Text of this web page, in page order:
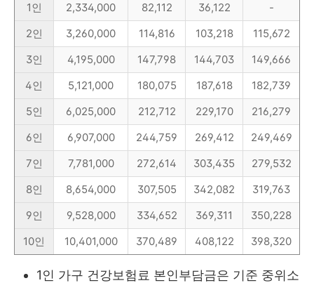
1인 2,334,000 82,112 36,122
-
2인
3,260,000 114,816 103,218
115,672
3인
4,195,000 147,798 144,703
149,666
4인
5,121,000 180,075 187,618
182,739
5인
6,025,000 212,712 229,170
216,279
6인
6,907,000 244,759 269,412
249,469
7인
7,781,000 272,614 303,435
279,532
8인
8,654,000 307,505 342,082
319,763
9인
9,528,000 334,652 369,311
350,228
10인
10,401,000 370,489 408,122 398,320
1인 가구 건강보험료 본인부담금은 기준 중위소